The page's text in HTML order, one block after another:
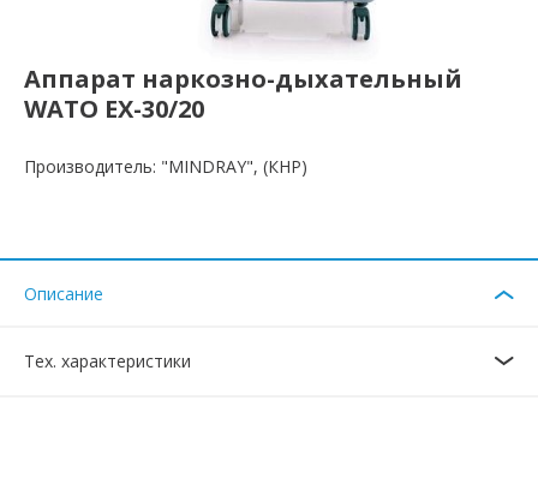
Аппарат наркозно-дыхательный
WATO EX-30/20
Производитель: "MINDRAY", (КНР)
Описание
Тех. характеристики